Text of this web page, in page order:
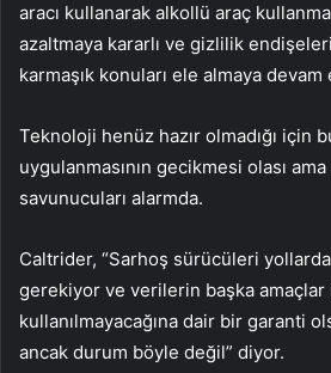
aracı kullanarak alkollü araç
azaltmaya kararlı ve gizlilik
karmaşık konuları ele almaya
Teknoloji henüz hazır olmadığı için
uygulanmasının gecikmesi olası
savunucuları alarmda.
Caltrider, “Sarhoş sürücüleri
gerekiyor ve verilerin başka amaçlar
kullanılmayacağına dair bir garanti
ancak durum böyle değil” diyor.